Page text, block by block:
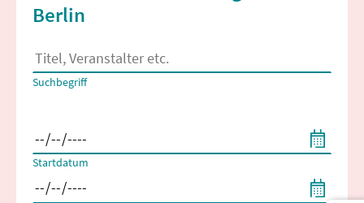
Berlin
Es erscheinen Suchvorschläge, wenn mindestens 2 Zeichen
Suchbegriff
Startdatum